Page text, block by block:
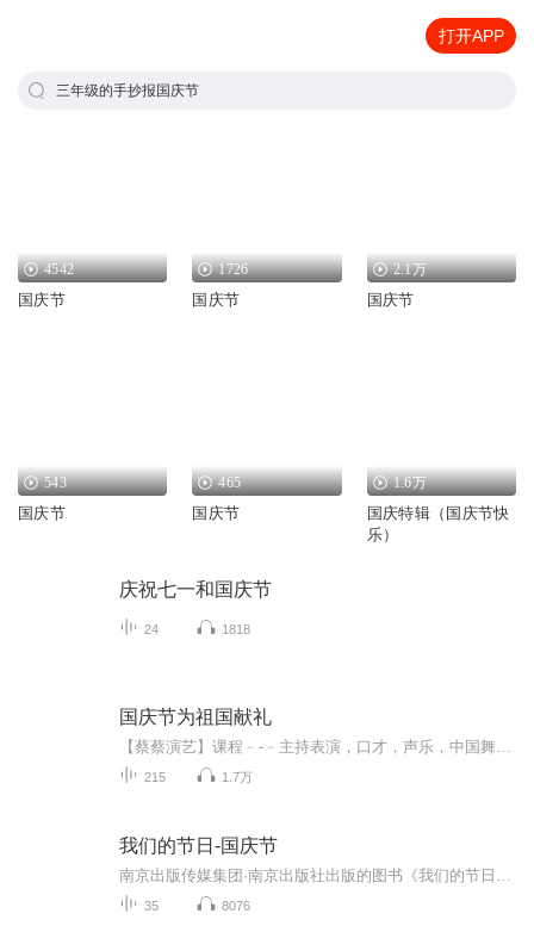
打开APP
三年级的手抄报国庆节
4542
国庆节
1726
国庆节
2.1万
国庆节
543
国庆节
465
国庆节
1.6万
国庆特辑（国庆节快
乐）
庆祝七一和国庆节
24 1818
国庆节为祖国献礼
215 1.7万
我们的节日-国庆节
35 8076